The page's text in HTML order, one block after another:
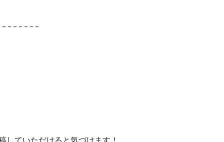
– – – – – –
していただけると気づけます！